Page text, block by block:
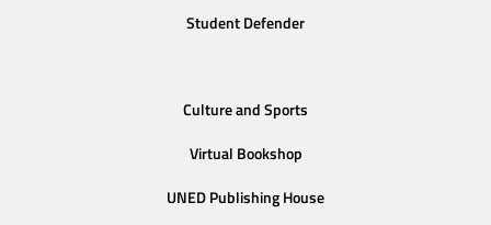
Student Defender
Culture and Sports
Virtual Bookshop
UNED Publishing House